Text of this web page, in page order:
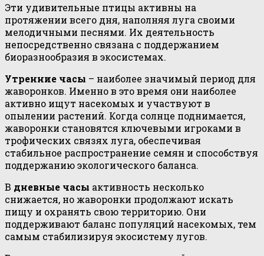
Эти удивительные птицы активны на
протяжении всего дня, наполняя луга своими
мелодичными песнями. Их деятельность
непосредственно связана с поддержанием
биоразнообразия в экосистемах.
Утренние часы – наиболее значимый период для
жаворонков. Именно в это время они наиболее
активно ищут насекомых и участвуют в
опылении растений. Когда солнце поднимается,
жаворонки становятся ключевыми игроками в
трофических связях луга, обеспечивая
стабильное распространение семян и способствуя
поддержанию экологического баланса.
В дневные часы активность несколько
снижается, но жаворонки продолжают искать
пищу и охранять свою территорию. Они
поддерживают баланс популяций насекомых, тем
самым стабилизируя экосистему лугов.